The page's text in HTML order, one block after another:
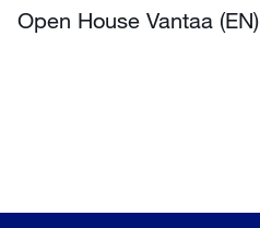
Open House Vantaa (EN)